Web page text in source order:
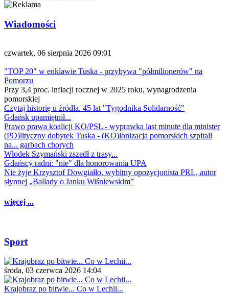
Wiadomości
czwartek, 06 sierpnia 2026 09:01
"TOP 20" w enklawie Tuska - przybywa "półmilionerów" na
Pomorzu
Przy 3,4 proc. inflacji rocznej w 2025 roku, wynagrodzenia
pomorskiej
Czytaj historię u źródła. 45 lat "Tygodnika Solidarność"
Gdańsk upamiętnił...
Prawo prawa koalicji KO/PSL - wyprawka last minute dla minister
(PO)lityczny dobytek Tuska - (KO)lonizacja pomorskich szpitali
na... garbach chorych
Włodek Szymański zszedł z trasy...
Gdańscy radni: "nie" dla honorowania UPA
Nie żyje Krzysztof Dowgiałło, wybitny opozycjonista PRL, autor
słynnej „Ballady o Janku Wiśniewskim”
więcej ...
Sport
środa, 03 czerwca 2026 14:04
Krajobraz po bitwie... Co w Lechii...